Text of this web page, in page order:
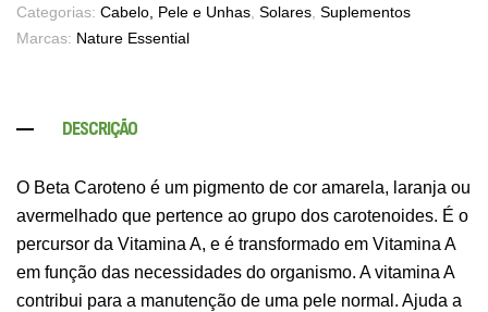
Categorias: Cabelo, Pele e Unhas Solares Suplementos
Marcas: Nature Essential
DESCRIÇÃO
O Beta Caroteno é um pigmento de cor amarela, laranja ou
avermelhado que pertence ao grupo dos carotenoides. É o
percursor da Vitamina A, e é transformado em Vitamina A
em função das necessidades do organismo. A vitamina A
contribui para a manutenção de uma pele normal. Ajuda a